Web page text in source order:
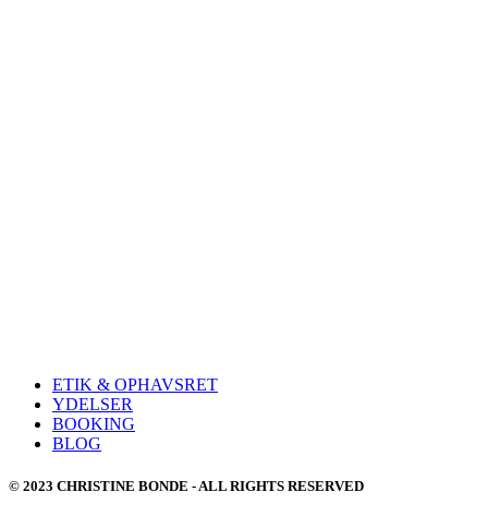
ETIK & OPHAVSRET
YDELSER
BOOKING
BLOG
© 2023 CHRISTINE BONDE - ALL RIGHTS RESERVED